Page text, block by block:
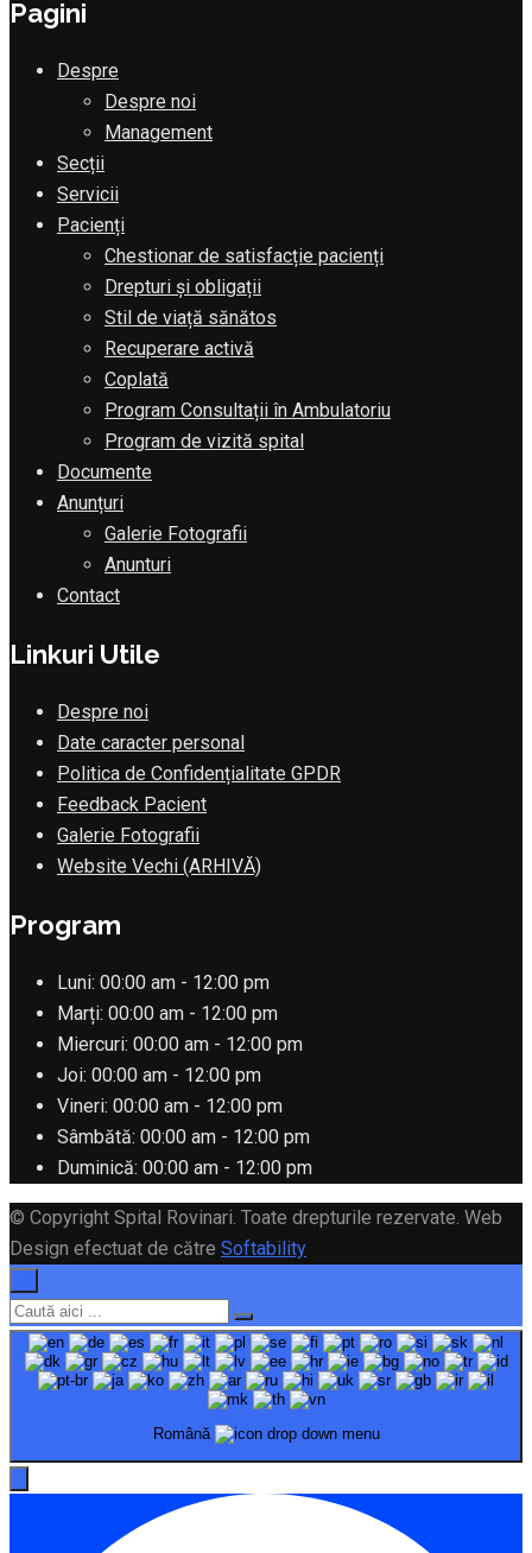
Pagini
Despre
Despre noi
Management
Secții
Servicii
Pacienți
Chestionar de satisfacție pacienți
Drepturi și obligații
Stil de viață sănătos
Recuperare activă
Coplată
Program Consultații în Ambulatoriu
Program de vizită spital
Documente
Anunțuri
Galerie Fotografii
Anunturi
Contact
Linkuri Utile
Despre noi
Date caracter personal
Politica de Confidențialitate GPDR
Feedback Pacient
Galerie Fotografii
Website Vechi (ARHIVĂ)
Program
Luni: 00:00 am - 12:00 pm
Marți: 00:00 am - 12:00 pm
Miercuri: 00:00 am - 12:00 pm
Joi: 00:00 am - 12:00 pm
Vineri: 00:00 am - 12:00 pm
Sâmbătă: 00:00 am - 12:00 pm
Duminică: 00:00 am - 12:00 pm
© Copyright Spital Rovinari. Toate drepturile rezervate. Web
Design efectuat de către Softability
Română